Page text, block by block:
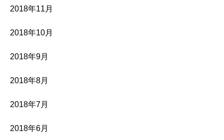
2018年11月
2018年10月
2018年9月
2018年8月
2018年7月
2018年6月